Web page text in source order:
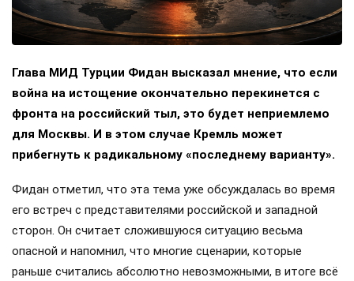
Глава МИД Турции Фидан высказал мнение, что если
война на истощение окончательно перекинется с
фронта на российский тыл, это будет неприемлемо
для Москвы. И в этом случае Кремль может
прибегнуть к радикальному «последнему варианту».
Фидан отметил, что эта тема уже обсуждалась во время
его встреч с представителями российской и западной
сторон. Он считает сложившуюся ситуацию весьма
опасной и напомнил, что многие сценарии, которые
раньше считались абсолютно невозможными, в итоге всё